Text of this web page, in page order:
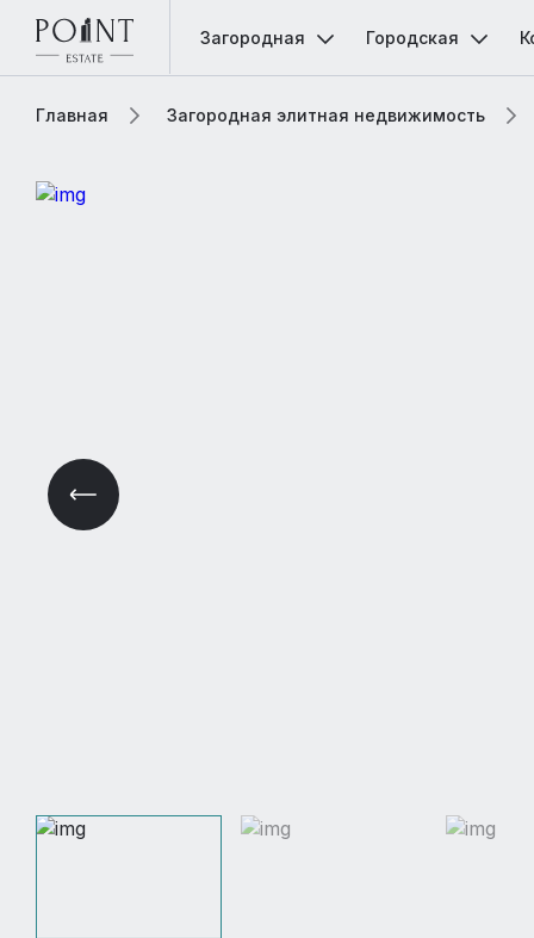
Загородная Городская
Главная Загородная элитная недвижимость